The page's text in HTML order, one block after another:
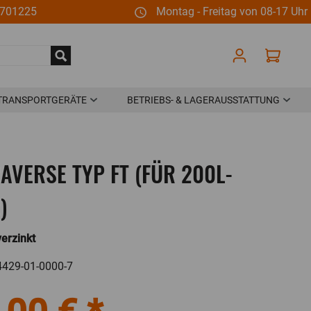
Montag - Freitag von 08-17 Uhr
BETRIEBS- & LAGERAUSSTATTUNG
/ Alukarren
Fahrgestelle
(elektrisch leitfähig)
Stapler-Anbaugeräte
TYP FT (FÜR 200L-
01-0000-7